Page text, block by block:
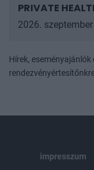
PRIVATE
2026.
Hírek, eseményajánlók
impresszum